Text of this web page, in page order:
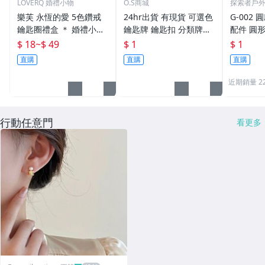
LOVERQ 婚禮小物
樂芙 永恆的愛 5色鑽戒
鑰匙圈禮盒 ＊ 婚禮小物
二次進場 工商禮贈品 戒
指鑰匙圈 鑽石鑰匙扣 大
鑽戒 送客禮 活動贈品
$ 18~$ 49
直購
O.S商城
24hr出貨 有現貨 可選色
鑰匙牌 鑰匙扣 分類牌鎖
匙 分類牌 塑膠鑰匙牌 鑰
匙扣 號碼牌 分類牌 標記
鑰匙吊牌 掛牌
$ 1
直購
探索者戶
G-002
配件 圓
鑰匙圈
單個鑰
$ 1
直購
近期銷量
行動任意門 看更多